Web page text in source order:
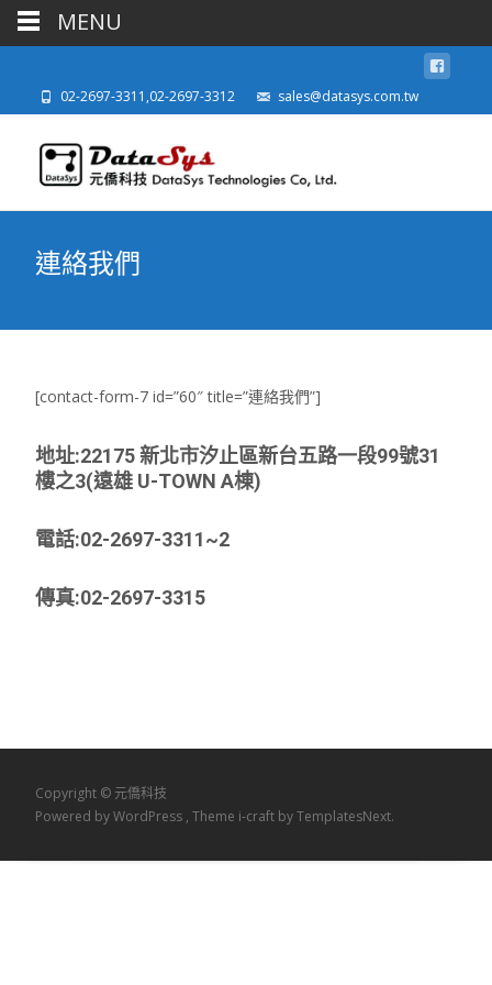
02-2697-3311,02-2697-3312 sales@datasys.com.tw
連絡我們
[contact-form-7 id=”60″ title=”連絡我們”]
地址:22175 新北市汐止區新台五路一段99號31
樓之3(遠雄 U-TOWN A棟)
電話:02-2697-3311~2
傳真:02-2697-3315
Copyright © 元僑科技
Powered by WordPress , Theme i-craft by TemplatesNext.
MENU